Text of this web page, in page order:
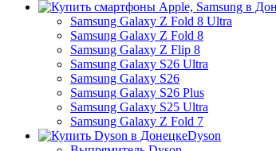
Samsung Galaxy Z Fold 8 Ultra
Samsung Galaxy Z Fold 8
Samsung Galaxy Z Flip 8
Samsung Galaxy S26 Ultra
Samsung Galaxy S26
Samsung Galaxy S26 Plus
Samsung Galaxy S25 Ultra
Samsung Galaxy Z Fold 7
Dyson